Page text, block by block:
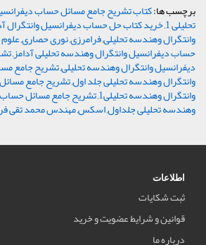
برچسب ها:کتاب تشریح جامع مسائل حساب
تحلیلی 1 ,خرید کتاب حل حساب دیفرانسیل وانتگرال
وانتگرال وهندسه تحلیلی,فرامرزی,نوری حصاری,علوم
حساب دیفرانسیل وانتگرال وهندسه تحلیلی آدامز,
دیفرانسیل وانتگرال وهندسه تحلیلی,تشریح جامع
وانتگرال وهندسه تحلیلی جلد اول,تشریح جامع
وانتگرال وهندسه تحلیلی1 ,تشریح جامع مسائل حساب
وهندسه تحلیلی جلداول,اسکس,مهندس محمد تقی
اطلاعات
ثبت شکایات
قوانین و شرایط عضویت و خرید
درباره ما